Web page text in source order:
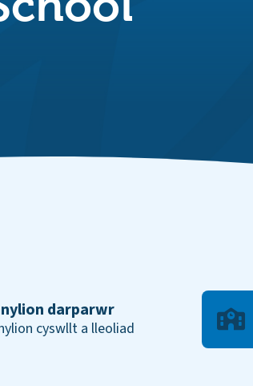
darparwr
cyswllt a lleoliad